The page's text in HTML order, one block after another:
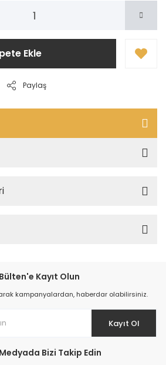
Ekle
Paylaş
Kayıt Olun
kampanyalardan, haberdar olabilirsiniz.
Kayıt Ol
Bizi Takip Edin